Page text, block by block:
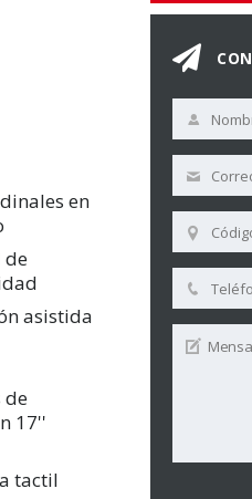
en
de
asistida
de
17''
tactil